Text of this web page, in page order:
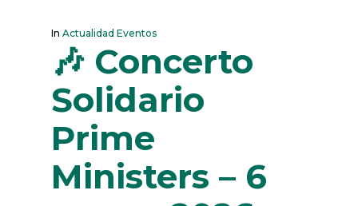
In Actualidad Eventos
🎶 Concerto
Solidario
Prime
Ministers – 6